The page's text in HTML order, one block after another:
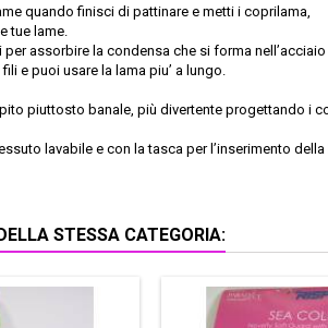
quando finisci di pattinare e metti i coprilama,
tue lame.
assorbire la condensa che si forma
e puoi usare la lama piu’ a lungo.
piuttosto banale, più divertente progettando i
lavabile e con la tasca per l’inserimento
STESSA CATEGORIA: